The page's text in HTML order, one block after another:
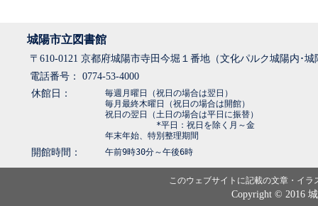
城陽市立図書館
〒610-0121 京都府城陽市寺田今堀１番地（文化パルク城陽内･
電話番号： 0774-53-4000
休館日：
毎週月曜日（祝日の場合は翌日）
毎月最終木曜日（祝日の場合は開館）
祝日の翌日（土日の場合は平日に振替）
*平日：祝日を除く月～金
年末年始、特別整理期間
開館時間： 午前9時30分～午後6時
このウェブサイトに記載の文章・イ
Copyright © 2016